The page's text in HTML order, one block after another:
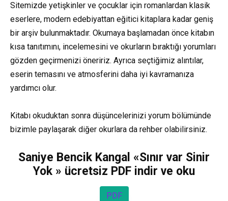
Sitemizde yetişkinler ve çocuklar için romanlardan klasik
eserlere, modern edebiyattan eğitici kitaplara kadar geniş
bir arşiv bulunmaktadır. Okumaya başlamadan önce kitabın
kısa tanıtımını, incelemesini ve okurların bıraktığı yorumları
gözden geçirmenizi öneririz. Ayrıca seçtiğimiz alıntılar,
eserin temasını ve atmosferini daha iyi kavramanıza
yardımcı olur.
Kitabı okuduktan sonra düşüncelerinizi yorum bölümünde
bizimle paylaşarak diğer okurlara da rehber olabilirsiniz.
Saniye Bencik Kangal «Sınır var Sinir
Yok » ücretsiz PDF indir ve oku
PDF